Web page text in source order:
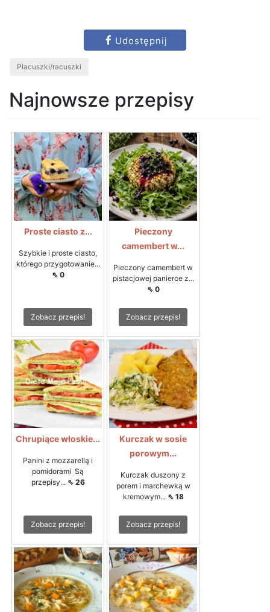
Udostępnij
Placuszki/racuszki
Najnowsze przepisy
Proste ciasto z...
Szybkie i proste ciasto,
którego przygotowanie...
⇖ 0
Zobacz przepis!
Pieczony
camembert w...
Pieczony camembert w
pistacjowej panierce z...
⇖ 0
Zobacz przepis!
Chrupiące włoskie...
Panini z mozzarellą i
pomidorami Są
przepisy... ⇖ 26
Zobacz przepis!
Kurczak w sosie
porowym...
Kurczak duszony z
porem i marchewką w
kremowym... ⇖ 18
Zobacz przepis!